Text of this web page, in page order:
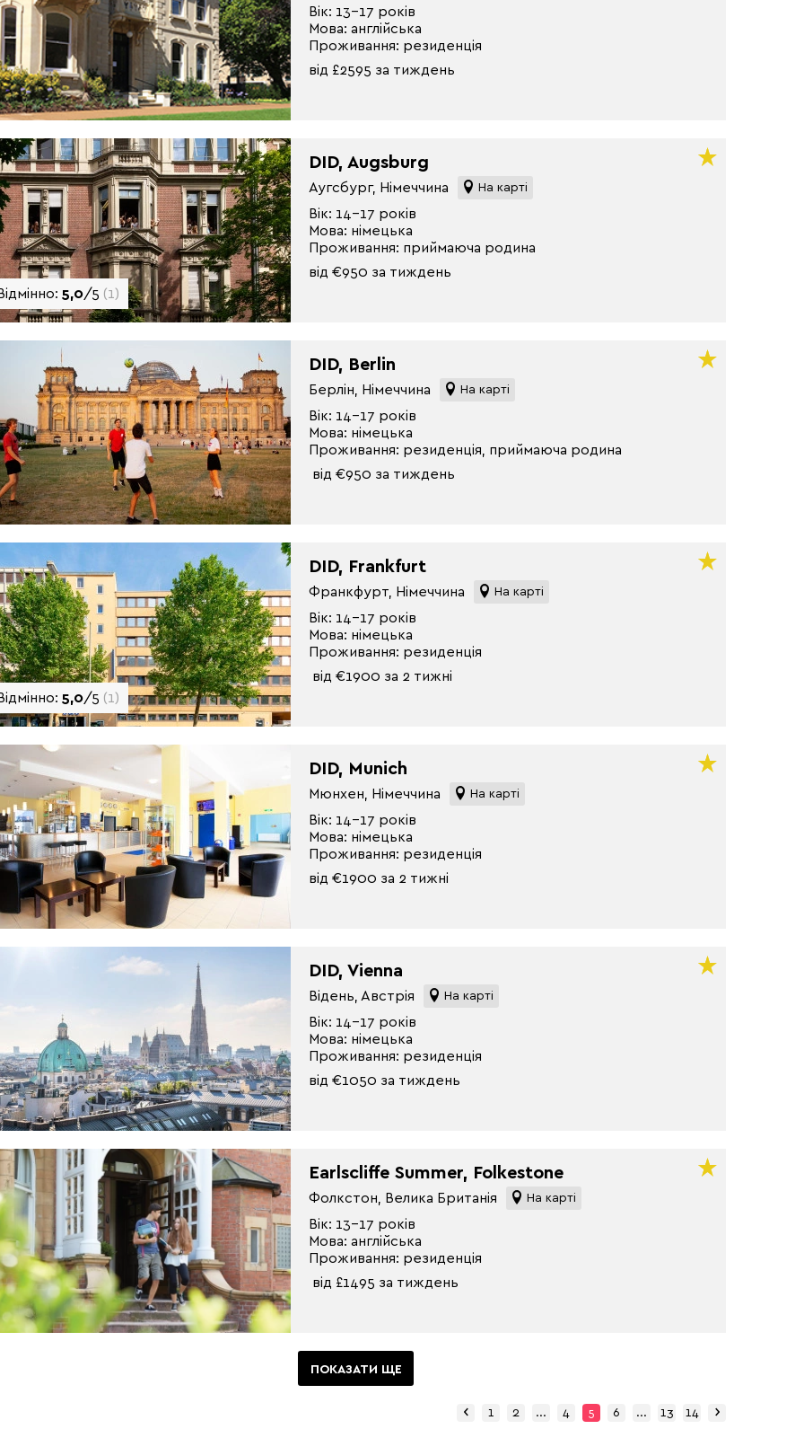
Вік: 13-17 років
Мова: англійська
Проживання: резиденція
від £2595 за тиждень
5,0/5 (1)
DID, Augsburg
Аугсбург, Німеччина На карті
Вік: 14-17 років
Мова: німецька
Проживання: приймаюча родина
від €950 за тиждень
DID, Berlin
Берлін, Німеччина На карті
Вік: 14-17 років
Мова: німецька
Проживання: резиденція, приймаюча родина
від €950 за тиждень
5,0/5 (1)
DID, Frankfurt
Франкфурт, Німеччина На карті
Вік: 14-17 років
Мова: німецька
Проживання: резиденція
від €1900 за 2 тижні
DID, Munich
Мюнхен, Німеччина На карті
Вік: 14-17 років
Мова: німецька
Проживання: резиденція
від €1900 за 2 тижні
DID, Vienna
Відень, Австрія На карті
Вік: 14-17 років
Мова: німецька
Проживання: резиденція
від €1050 за тиждень
Earlscliffe Summer, Folkestone
Фолкстон, Велика Британія На карті
Вік: 13-17 років
Мова: англійська
Проживання: резиденція
від £1495 за тиждень
ПОКАЗАТИ ЩЕ
‹Previous
1 2 ... 4 5 6 ... 13 14 ›Next